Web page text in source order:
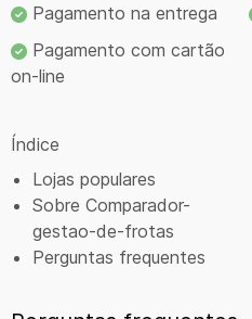
Pagamento na entrega
Pagamento com cartão
on-line
Índice
Lojas populares
Sobre Comparador-
gestao-de-frotas
Perguntas frequentes